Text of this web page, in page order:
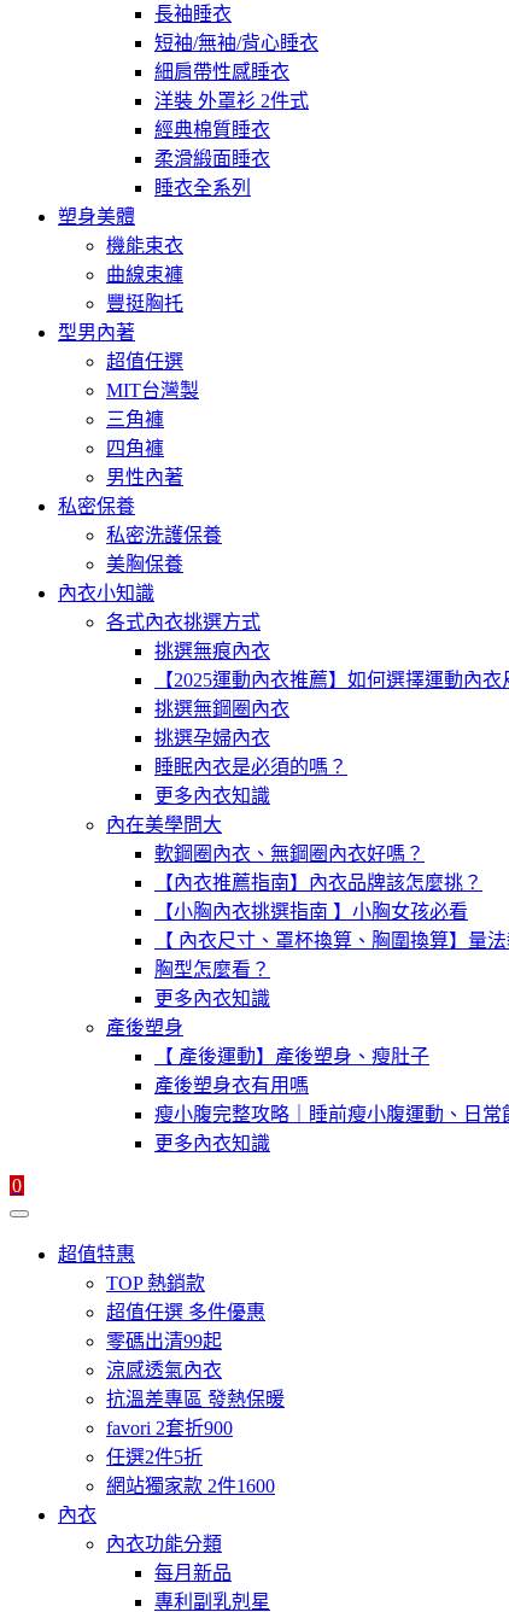
長袖睡衣
短袖/無袖/背心睡衣
細肩帶性感睡衣
洋裝 外罩衫 2件式
經典棉質睡衣
柔滑緞面睡衣
睡衣全系列
塑身美體
機能束衣
曲線束褲
豐挺胸托
型男內著
超值任選
MIT台灣製
三角褲
四角褲
男性內著
私密保養
私密洗護保養
美胸保養
內衣小知識
各式內衣挑選方式
挑選無痕內衣
【2025運動內衣推薦】如何選擇運動內
挑選無鋼圈內衣
挑選孕婦內衣
睡眠內衣是必須的嗎？
更多內衣知識
內在美學問大
軟鋼圈內衣、無鋼圈內衣好嗎？
【內衣推薦指南】內衣品牌該怎麼挑？
【小胸內衣挑選指南 】小胸女孩必看
【 內衣尺寸、罩杯換算、胸圍換算】量
胸型怎麼看？
更多內衣知識
產後塑身
【 產後運動】產後塑身、瘦肚子
產後塑身衣有用嗎
瘦小腹完整攻略｜睡前瘦小腹運動、日常
更多內衣知識
0
超值特惠
TOP 熱銷款
超值任選 多件優惠
零碼出清99起
涼感透氣內衣
抗溫差專區 發熱保暖
favori 2套折900
任選2件5折
網站獨家款 2件1600
內衣
內衣功能分類
每月新品
專利副乳剋星